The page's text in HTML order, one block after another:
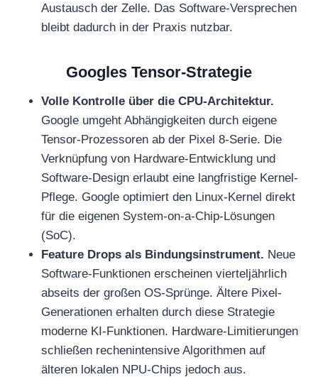
Austausch der Zelle. Das Software-Versprechen
bleibt dadurch in der Praxis nutzbar.
Googles Tensor-Strategie
Volle Kontrolle über die CPU-Architektur.
Google umgeht Abhängigkeiten durch eigene
Tensor-Prozessoren ab der Pixel 8-Serie. Die
Verknüpfung von Hardware-Entwicklung und
Software-Design erlaubt eine langfristige Kernel-
Pflege. Google optimiert den Linux-Kernel direkt
für die eigenen System-on-a-Chip-Lösungen
(SoC).
Feature Drops als Bindungsinstrument. Neue
Software-Funktionen erscheinen vierteljährlich
abseits der großen OS-Sprünge. Ältere Pixel-
Generationen erhalten durch diese Strategie
moderne KI-Funktionen. Hardware-Limitierungen
schließen rechenintensive Algorithmen auf
älteren lokalen NPU-Chips jedoch aus.